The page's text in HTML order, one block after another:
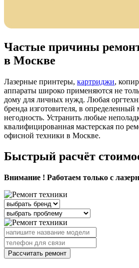
Частые причины
в Москве
Лазерные принтеры, картриджи,
аппараты широко применяются не
дому для личных нужд. Любая
бренда изготовителя, в определенный
негодность. Устранить любые
квалифицированная мастерская по
офисной техники в Москве.
Быстрый расчёт
Внимание ! Работаем только с
Рассчитать ремонт